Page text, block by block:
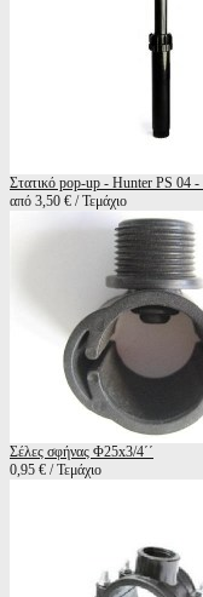
Στατικό pop-up - Hunter PS 04 -
από 3,50 € / Τεμάχιο
Σέλες σφήνας Φ25x3/4΄΄
0,95 € / Τεμάχιο